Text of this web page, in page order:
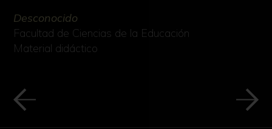
Desconocido
Facultad de Ciencias de la Educación
Material didáctico